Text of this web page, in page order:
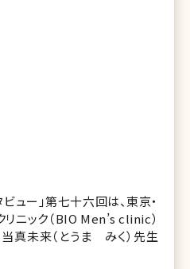
ュー」第七十六回は、東京・
ニック（BIO Men’s clinic）
真未来（とうま みく）先生